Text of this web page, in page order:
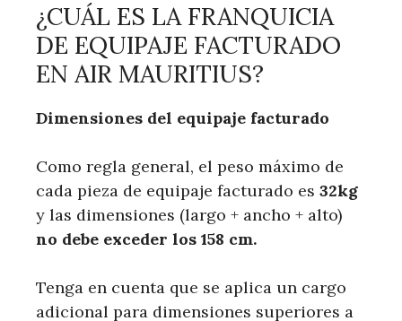
¿CUÁL ES LA FRANQUICIA
DE EQUIPAJE FACTURADO
EN AIR MAURITIUS?
Dimensiones del equipaje facturado
Como regla general, el peso máximo de
cada pieza de equipaje facturado es 32kg
y las dimensiones (largo + ancho + alto)
no debe exceder los 158 cm.
Tenga en cuenta que se aplica un cargo
adicional para dimensiones superiores a